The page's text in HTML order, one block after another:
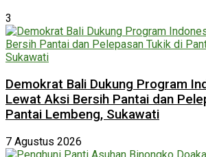
3
Demokrat Bali Dukung Program
Lewat Aksi Bersih Pantai dan
Pantai Lembeng, Sukawati
7 Agustus 2026